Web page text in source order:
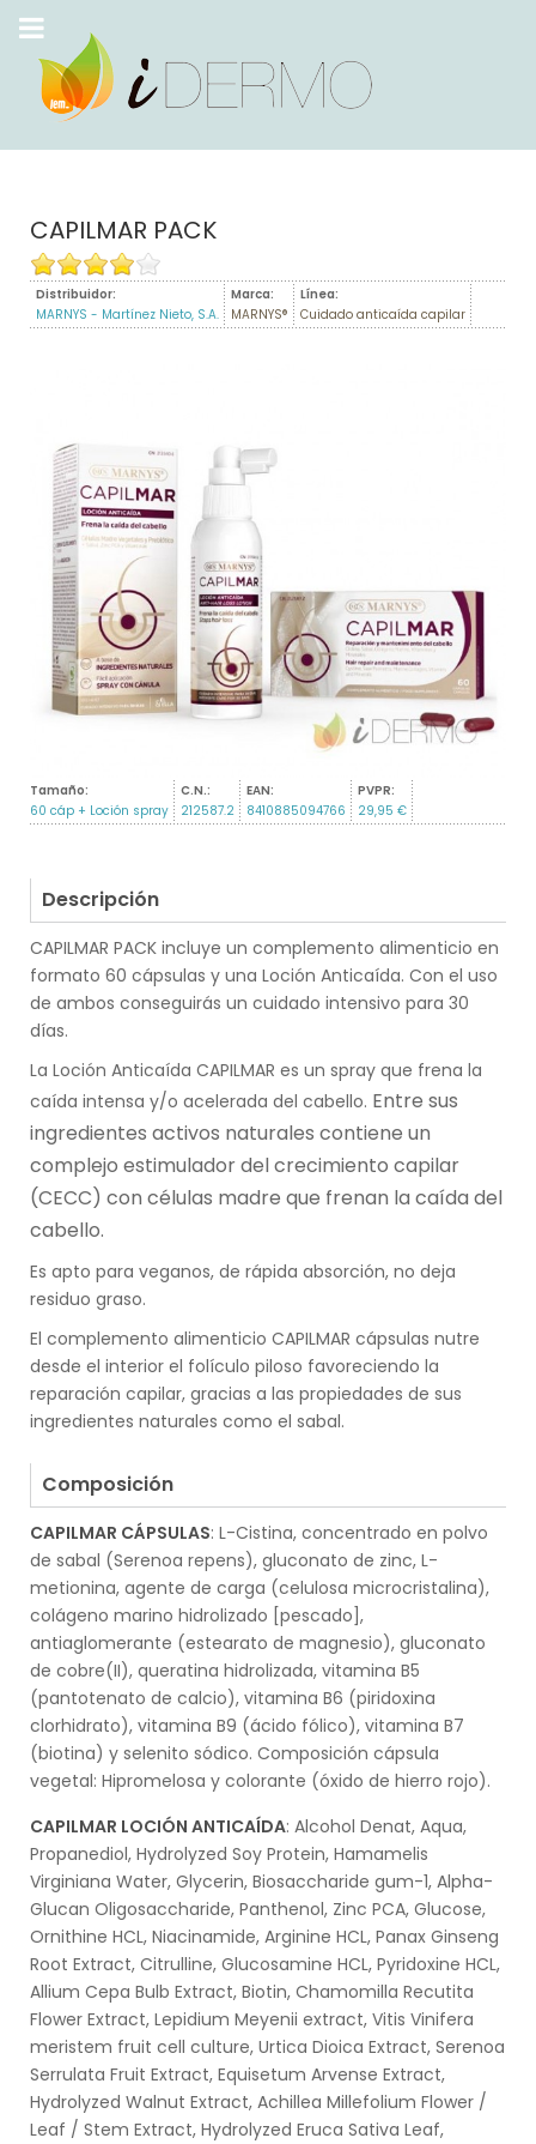
CAPILMAR PACK
Distribuidor:
MARNYS - Martínez Nieto, S.A.
Marca:
MARNYS®
Línea:
Cuidado anticaída capilar
Tamaño:
60 cáp + Loción spray
C.N.:
212587.2
EAN:
8410885094766
PVPR:
29,95 €
Descripción
CAPILMAR PACK incluye un complemento alimenticio en
formato 60 cápsulas y una Loción Anticaída. Con el uso
de ambos conseguirás un cuidado intensivo para 30
días.
La Loción Anticaída CAPILMAR es un spray que frena la
caída intensa y/o acelerada del cabello. Entre sus
ingredientes activos naturales contiene un
complejo estimulador del crecimiento capilar
(CECC) con células madre que frenan la caída del
cabello.
Es apto para veganos, de rápida absorción, no deja
residuo graso.
El complemento alimenticio CAPILMAR cápsulas nutre
desde el interior el folículo piloso favoreciendo la
reparación capilar, gracias a las propiedades de sus
ingredientes naturales como el sabal.
Composición
CAPILMAR CÁPSULAS: L-Cistina, concentrado en polvo
de sabal (Serenoa repens), gluconato de zinc, L-
metionina, agente de carga (celulosa microcristalina),
colágeno marino hidrolizado [pescado],
antiaglomerante (estearato de magnesio), gluconato
de cobre(II), queratina hidrolizada, vitamina B5
(pantotenato de calcio), vitamina B6 (piridoxina
clorhidrato), vitamina B9 (ácido fólico), vitamina B7
(biotina) y selenito sódico. Composición cápsula
vegetal: Hipromelosa y colorante (óxido de hierro rojo).
CAPILMAR LOCIÓN ANTICAÍDA: Alcohol Denat, Aqua,
Propanediol, Hydrolyzed Soy Protein, Hamamelis
Virginiana Water, Glycerin, Biosaccharide gum-1, Alpha-
Glucan Oligosaccharide, Panthenol, Zinc PCA, Glucose,
Ornithine HCL, Niacinamide, Arginine HCL, Panax Ginseng
Root Extract, Citrulline, Glucosamine HCL, Pyridoxine HCL,
Allium Cepa Bulb Extract, Biotin, Chamomilla Recutita
Flower Extract, Lepidium Meyenii extract, Vitis Vinifera
meristem fruit cell culture, Urtica Dioica Extract, Serenoa
Serrulata Fruit Extract, Equisetum Arvense Extract,
Hydrolyzed Walnut Extract, Achillea Millefolium Flower /
Leaf / Stem Extract, Hydrolyzed Eruca Sativa Leaf,